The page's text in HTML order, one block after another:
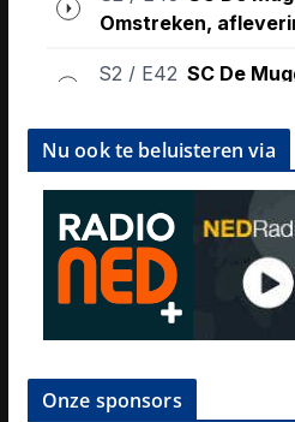
Nu ook te beluisteren via
Onze sponsors